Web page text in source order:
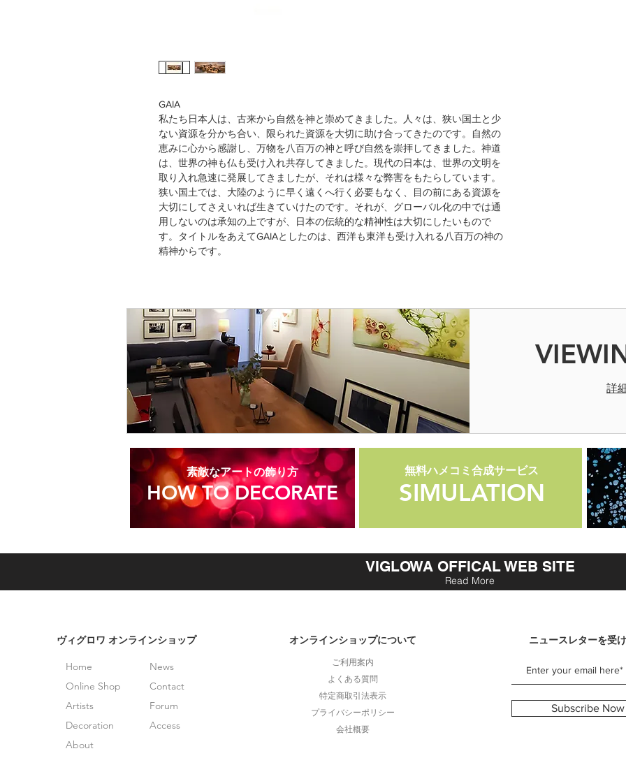
GAIA
私たち日本人は、古来から自然を神と崇めてきました。人々は、狭い国土と少
ない資源を分かち合い、限られた資源を大切に助け合ってきたのです。自然の
恵みに心から感謝し、万物を八百万の神と呼び自然を崇拝してきました。神道
は、世界の神も仏も受け入れ共存してきました。現代の日本は、世界の文明を
取り入れ急速に発展してきましたが、それは様々な弊害をもたらしています。
狭い国土では、大陸のように早く遠くへ行く必要もなく、目の前にある資源を
大切にしてさえいれば生きていけたのです。それが、グローバル化の中では通
用しないのは承知の上ですが、日本の伝統的な精神性は大切にしたいもので
す。タイトルをあえてGAIAとしたのは、西洋も東洋も受け入れる八百万の神の
精神からです。
詳
HOW TO DECORATE
​素敵なアートの飾り方 無料ハメコミ合成サービス
SIMULATION
SIMULATION
無料ハメコミ合成サービス
VIGLOWA OFFICAL WEB SITE
Read More
​ヴィグロワ オンラインショップ
Home
Online Shop
Artists
Decoration
About
News
Contact
Forum
Access
オンラインショップについて
ご利用案内
よくある質問
特定商取引法表示
プライバシーポリシー
会社概要
ニュースレターを受
Subscribe Now